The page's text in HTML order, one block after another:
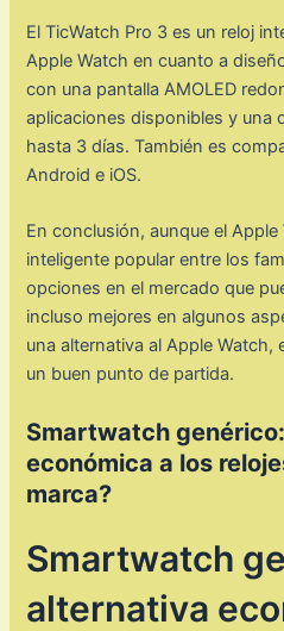
El TicWatch Pro 3 es un reloj
Apple Watch en cuanto a
con una pantalla AMOLED
aplicaciones disponibles y una
hasta 3 días. También es
Android e iOS.
En conclusión, aunque el
inteligente popular entre los
opciones en el mercado que
incluso mejores en algunos
una alternativa al Apple
un buen punto de partida.
Smartwatch
económica a los
marca?
Smartwatch
alternativa